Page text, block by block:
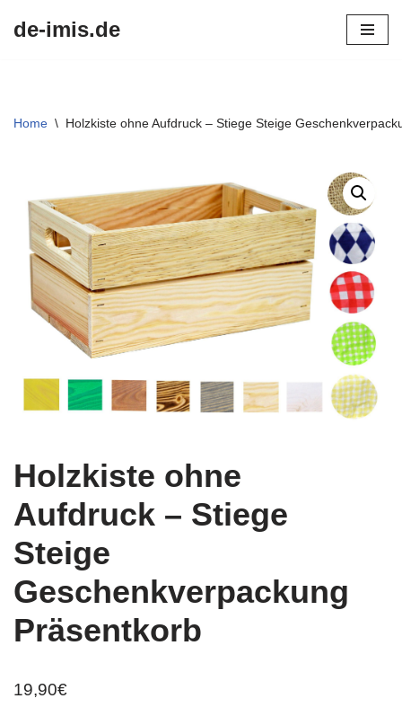
de-imis.de
Home \ Holzkiste ohne Aufdruck – Stiege Steige
Holzkiste ohne
Aufdruck – Stiege
Steige
Geschenkverpackung
Präsentkorb
19,90€